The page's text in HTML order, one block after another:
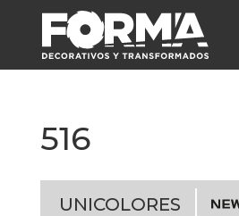
516
UNICOLORES